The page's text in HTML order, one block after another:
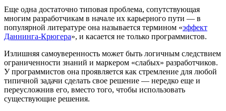
Еще одна достаточно типовая проблема, сопутствующая
многим разработчикам в начале их карьерного пути — в
популярной литературе она называется термином «эффект
Даннинга-Крюгера», и касается не только программистов.
Излишняя самоуверенность может быть логичным следствием
ограниченности знаний и маркером «слабых» разработчиков.
У программистов она проявляется как стремление для любой
типичной задачи сделать свое решение — нередко еще и
переусложнив его, вместо того, чтобы использовать
существующие решения.